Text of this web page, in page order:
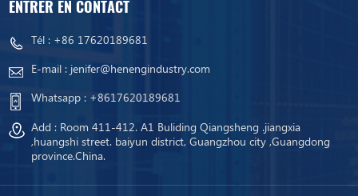
ENTRER EN CONTACT
Tél : +86 17620189681
E-mail : jenifer@henengindustry.com
Whatsapp : +8617620189681
Add : Room 411-412. A1 Buliding Qiangsheng .jiangxia
,huangshi street. baiyun district, Guangzhou city ,Guangdong
province.China.